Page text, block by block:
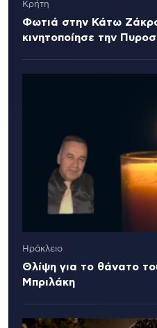
Κρήτη
Φωτιά στην Κάτω
κινητοποίησε την
Ηράκλειο
Θλίψη για το θάνατο
Μπριλάκη